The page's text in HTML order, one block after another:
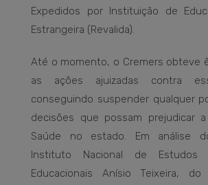
Expedidos por Instituição de
Estrangeira (Revalida).
Até o momento, o Cremers obteve
as ações ajuizadas contra
conseguindo suspender qualquer
decisões que possam prejudicar
Saúde no estado. Em análise
Instituto Nacional de Estudos
Educacionais Anísio Teixeira,